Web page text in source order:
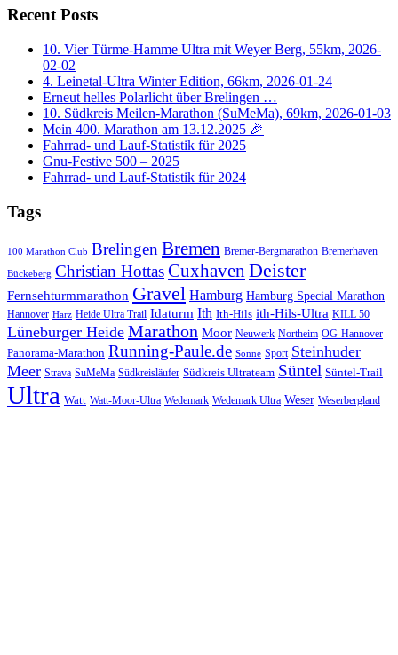
Recent Posts
10. Vier Türme-Hamme Ultra mit Weyer Berg, 55km, 2026-
02-02
4. Leinetal-Ultra Winter Edition, 66km, 2026-01-24
Erneut helles Polarlicht über Brelingen …
10. Südkreis Meilen-Marathon (SuMeMa), 69km, 2026-01-03
Mein 400. Marathon am 13.12.2025 🎉
Fahrrad- und Lauf-Statistik für 2025
Gnu-Festive 500 – 2025
Fahrrad- und Lauf-Statistik für 2024
Tags
100 Marathon Club BrelingenBremen Bremer-Bergmarathon Bremerhaven
Bückeberg Christian HottasCuxhaven Deister
Fernsehturmmarathon Gravel Hamburg Hamburg Special Marathon
Hannover Harz Heide Ultra Trail Idaturm Ith Ith-Hils ith-Hils-Ultra KILL 50
Lüneburger Heide Marathon Moor Neuwerk Northeim OG-Hannover
Panorama-Marathon Running-Paule.de Sonne Sport Steinhuder
Meer Strava SuMeMa Südkreisläufer Südkreis Ultrateam Süntel Süntel-Trail
Ultra Watt Watt-Moor-Ultra Wedemark Wedemark Ultra Weser Weserbergland